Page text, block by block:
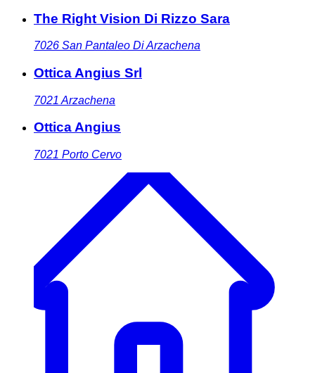
The Right Vision Di Rizzo Sara
7026 San Pantaleo Di Arzachena
Ottica Angius Srl
7021 Arzachena
Ottica Angius
7021 Porto Cervo